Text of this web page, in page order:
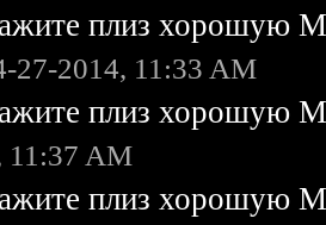
плиз хорошую
27-2014, 11:33 AM
плиз хорошую
11:37 AM
плиз хорошую